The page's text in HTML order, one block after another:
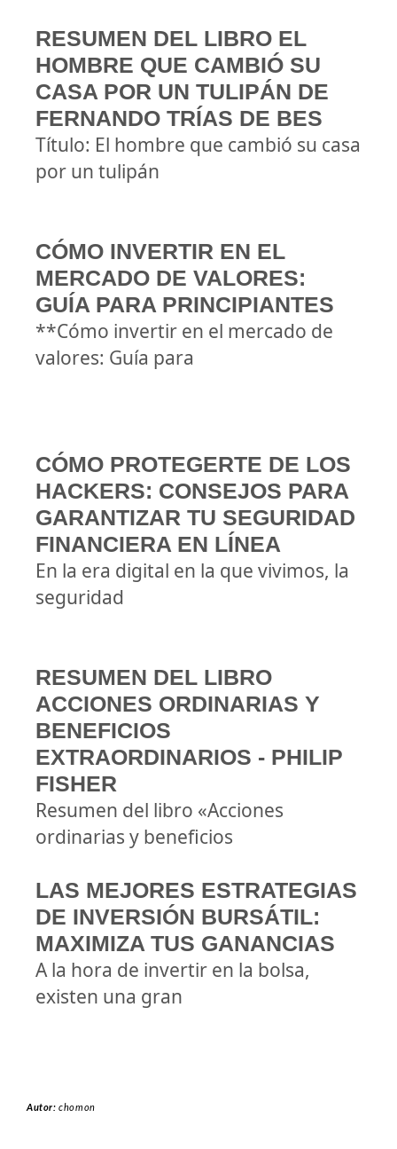
RESUMEN DEL LIBRO EL
HOMBRE QUE CAMBIÓ SU
CASA POR UN TULIPÁN DE
FERNANDO TRÍAS DE BES
Título: El hombre que cambió su casa
por un tulipán
CÓMO INVERTIR EN EL
MERCADO DE VALORES:
GUÍA PARA PRINCIPIANTES
**Cómo invertir en el mercado de
valores: Guía para
CÓMO PROTEGERTE DE LOS
HACKERS: CONSEJOS PARA
GARANTIZAR TU SEGURIDAD
FINANCIERA EN LÍNEA
En la era digital en la que vivimos, la
seguridad
RESUMEN DEL LIBRO
ACCIONES ORDINARIAS Y
BENEFICIOS
EXTRAORDINARIOS - PHILIP
FISHER
Resumen del libro «Acciones
ordinarias y beneficios
LAS MEJORES ESTRATEGIAS
DE INVERSIÓN BURSÁTIL:
MAXIMIZA TUS GANANCIAS
A la hora de invertir en la bolsa,
existen una gran
Autor:chomon